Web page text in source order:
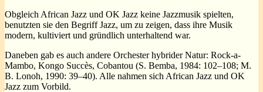
Obgleich African Jazz und OK Jazz keine Jazzmusik spielten,
benutzten sie den Begriff Jazz, um zu zeigen, dass ihre Musik
modern, kultiviert und gründlich unterhaltend war.
Daneben gab es auch andere Orchester hybrider Natur: Rock-a-
Mambo, Kongo Succès, Cobantou (S. Bemba, 1984: 102–108; M.
B. Lonoh, 1990: 39–40). Alle nahmen sich African Jazz und OK
Jazz zum Vorbild.